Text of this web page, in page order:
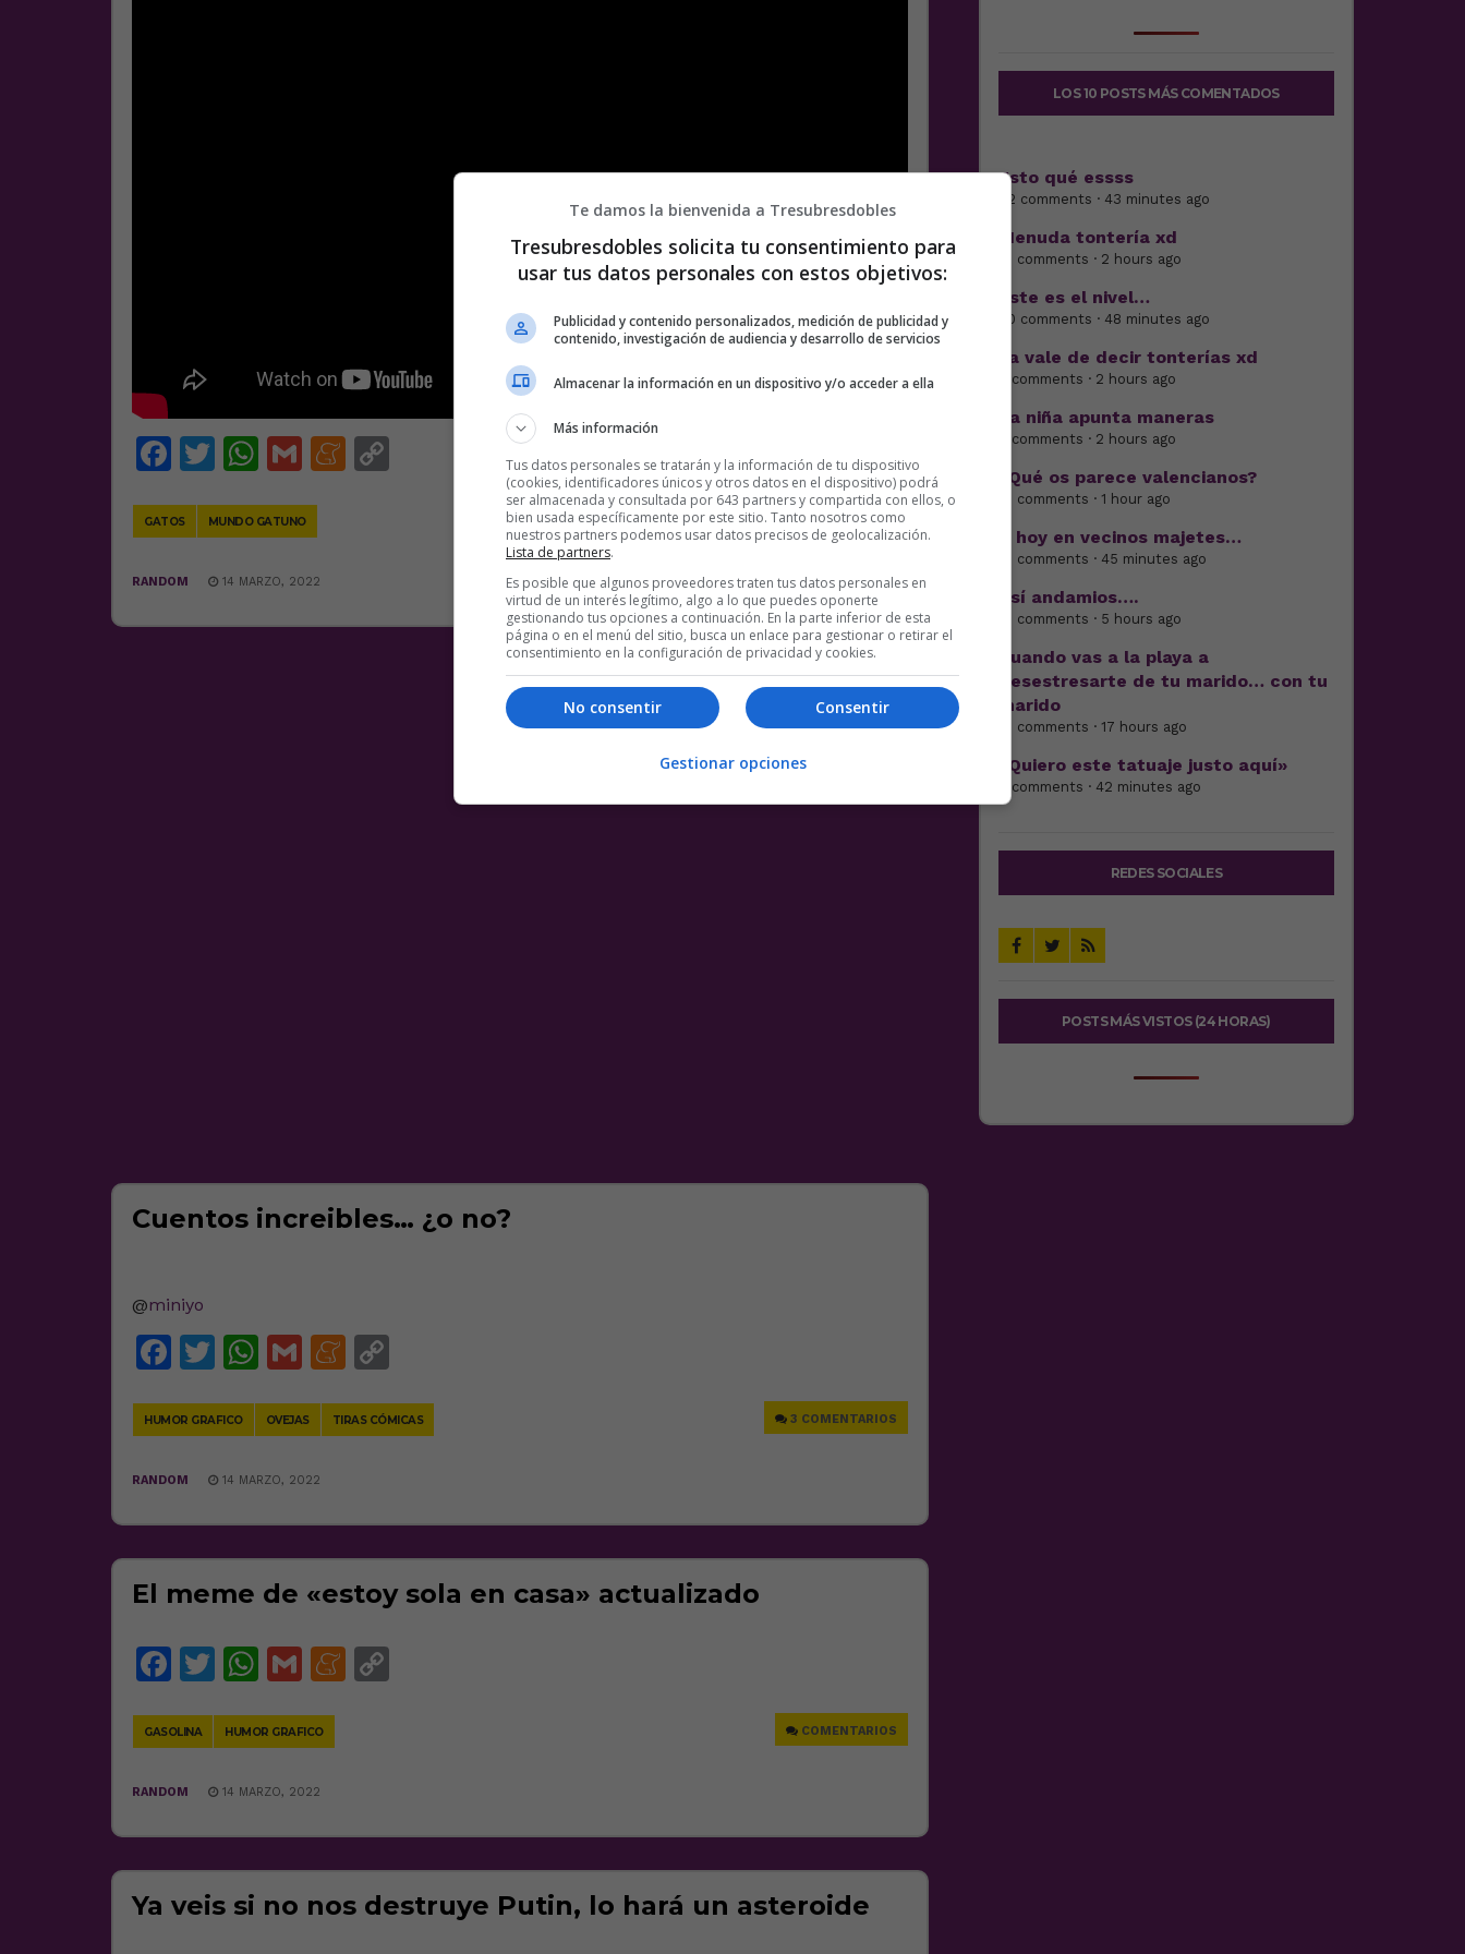
Facebook
Twitter
WhatsApp
GmailMeneame
GATOS MUNDO GATUNO 2 COMENTARIOS
RANDOM 14 MARZO, 2022
Cuentos increibles… ¿o no?
@miniyo
Facebook
Twitter
WhatsApp
GmailMeneame
HUMOR GRAFICO OVEJAS TIRAS CÓMICAS 3 COMENTARIOS
RANDOM 14 MARZO, 2022
El meme de «estoy sola en casa» actualizado
Facebook
Twitter
WhatsApp
GmailMeneame
GASOLINA HUMOR GRAFICO COMENTARIOS
RANDOM 14 MARZO, 2022
Ya veis si no nos destruye Putin, lo hará un asteroide
LOS 10 POSTS MÁS COMENTADOS
Esto qué essss
22 comments · 43 minutes ago
Menuda tontería xd
10 comments · 2 hours ago
Este es el nivel…
20 comments · 48 minutes ago
Ya vale de decir tonterías xd
5 comments · 2 hours ago
La niña apunta maneras
4 comments · 2 hours ago
¿Qué os parece valencianos?
17 comments · 1 hour ago
Y hoy en vecinos majetes…
15 comments · 45 minutes ago
Así andamios….
16 comments · 5 hours ago
Cuando vas a la playa a
desestresarte de tu marido… con tu
marido
15 comments · 17 hours ago
«Quiero este tatuaje justo aquí»
4 comments · 42 minutes ago
REDES SOCIALES
POSTS MÁS VISTOS (24 HORAS)
Te damos la bienvenida a Tresubresdobles
Tresubresdobles solicita tu consentimiento para
usar tus datos personales con estos objetivos:
Publicidad y contenido personalizados, medición de publicidad y
contenido, investigación de audiencia y desarrollo de servicios
Almacenar la información en un dispositivo y/o acceder a ella
Más información
Tus datos personales se tratarán y la información de tu dispositivo
(cookies, identificadores únicos y otros datos en el dispositivo) podrá
ser almacenada y consultada por 643 partners y compartida con ellos, o
bien usada específicamente por este sitio. Tanto nosotros como
nuestros partners podemos usar datos precisos de geolocalización.
Lista de partners.
Es posible que algunos proveedores traten tus datos personales en
virtud de un interés legítimo, algo a lo que puedes oponerte
gestionando tus opciones a continuación. En la parte inferior de esta
página o en el menú del sitio, busca un enlace para gestionar o retirar el
consentimiento en la configuración de privacidad y cookies.
Consentir
No consentir
Gestionar opciones